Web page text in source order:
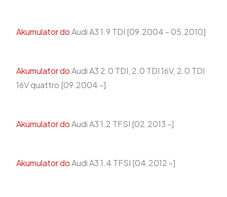
Akumulator doAudi A3 1.9 TDI [09.2004 - 05.2010]
Akumulator doAudi A3 2.0 TDI, 2.0 TDI 16V, 2.0 TDI
16V quattro [09.2004 -]
Akumulator doAudi A3 1.2 TFSI [02.2013 -]
Akumulator doAudi A3 1.4 TFSI [04.2012 -]